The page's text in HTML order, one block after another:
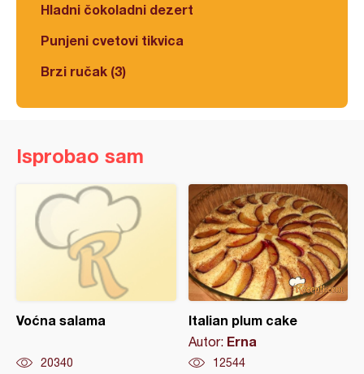
Hladni čokoladni dezert
Punjeni cvetovi tikvica
Brzi ručak (3)
Isprobao sam
Voćna salama
20340
Italian plum cake
Autor: Erna
12544